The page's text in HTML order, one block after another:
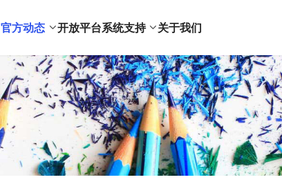
官方动态 开放平台系统支持 关于我们